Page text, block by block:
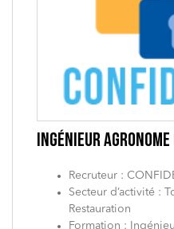
INGÉNIEUR
Recruteur :
Secteur d’activité :
Restauration
Formation :